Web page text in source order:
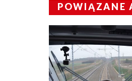
POWIĄZANE